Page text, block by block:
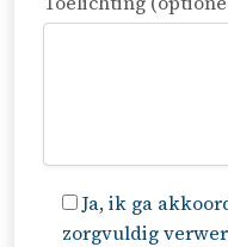
Ja, ik ga
zorgvuldig